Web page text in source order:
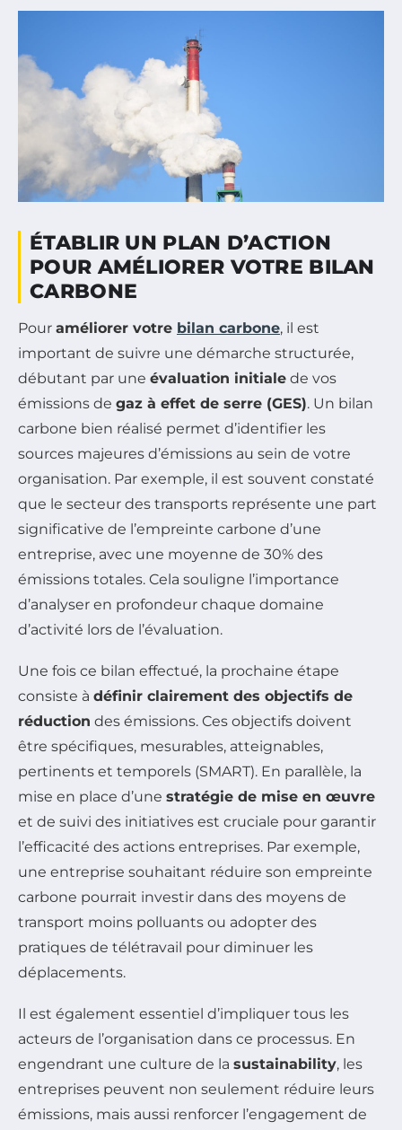
ÉTABLIR UN PLAN D’ACTION
POUR AMÉLIORER VOTRE BILAN
CARBONE
Pour améliorer votre bilan carbone, il est
important de suivre une démarche structurée,
débutant par une évaluation initiale de vos
émissions de gaz à effet de serre (GES). Un bilan
carbone bien réalisé permet d’identifier les
sources majeures d’émissions au sein de votre
organisation. Par exemple, il est souvent constaté
que le secteur des transports représente une part
significative de l’empreinte carbone d’une
entreprise, avec une moyenne de 30% des
émissions totales. Cela souligne l’importance
d’analyser en profondeur chaque domaine
d’activité lors de l’évaluation.
Une fois ce bilan effectué, la prochaine étape
consiste à définir clairement des objectifs de
réduction des émissions. Ces objectifs doivent
être spécifiques, mesurables, atteignables,
pertinents et temporels (SMART). En parallèle, la
mise en place d’une stratégie de mise en œuvre
et de suivi des initiatives est cruciale pour garantir
l’efficacité des actions entreprises. Par exemple,
une entreprise souhaitant réduire son empreinte
carbone pourrait investir dans des moyens de
transport moins polluants ou adopter des
pratiques de télétravail pour diminuer les
déplacements.
Il est également essentiel d’impliquer tous les
acteurs de l’organisation dans ce processus. En
engendrant une culture de la sustainability, les
entreprises peuvent non seulement réduire leurs
émissions, mais aussi renforcer l’engagement de